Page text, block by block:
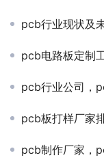
pcb行业现状及
pcb电路板定制
pcb行业公司，
pcb板打样厂家
pcb制作厂家，